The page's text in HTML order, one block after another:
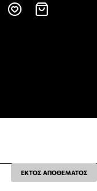
ΕΚΤΟΣ ΑΠΟΘΕΜΑΤΟΣ